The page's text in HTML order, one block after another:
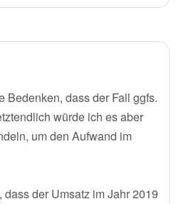
Bedenken, dass der Fall ggfs.
würde ich es aber
um den Aufwand im
der Umsatz im Jahr 2019